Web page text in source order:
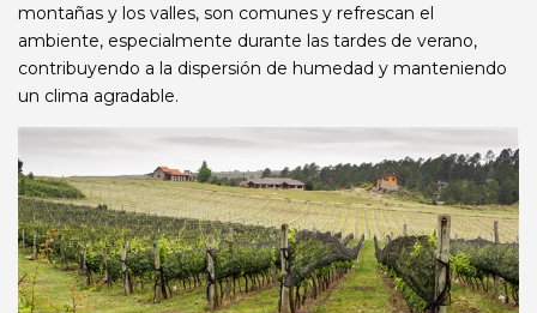
montañas y los valles, son comunes y refrescan el
ambiente, especialmente durante las tardes de verano,
contribuyendo a la dispersión de humedad y manteniendo
un clima agradable.